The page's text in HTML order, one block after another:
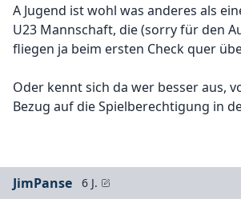
A Jugend ist wohl was anderes als
U23 Mannschaft, die (sorry für den
fliegen ja beim ersten Check quer
Oder kennt sich da wer besser aus,
Bezug auf die Spielberechtigung in
JimPanse 6 J.